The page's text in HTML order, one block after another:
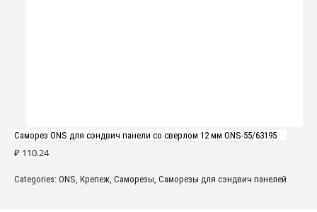
Саморез ONS для сэндвич панели со сверлом 12 мм ONS-55/63195
₽ 110.24
Categories: ONS Крепеж Саморезы Саморезы для сэндвич панелей